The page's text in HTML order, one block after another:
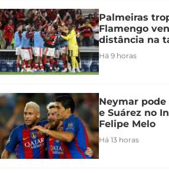
Palmeiras
Flamengo
distância na
Há 9 horas
Neymar
e Suárez no
Felipe Melo
Há 13 horas